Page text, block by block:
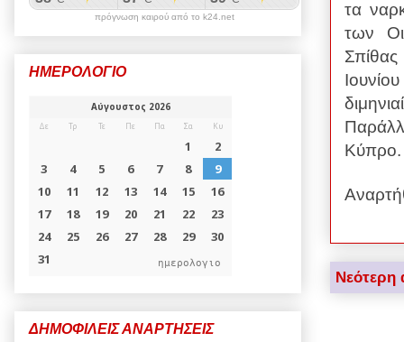
τα
των
Κύπρο.
Νεότερη
πρόγνωση καιρού από το k24.net
ΗΜΕΡΟΛΟΓΙΟ
ημερολογιο
ΔΗΜΟΦΙΛΕΙΣ ΑΝΑΡΤΗΣΕΙΣ